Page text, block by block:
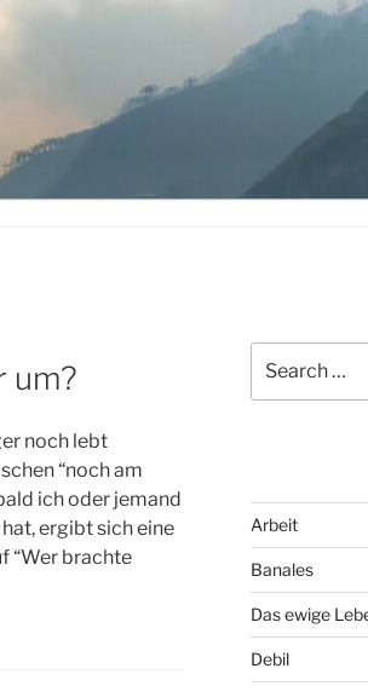
um?
noch lebt
“noch am
ich oder jemand
ergibt sich eine
“Wer brachte
for:
Arbeit
Banales
Das ewige
Debil